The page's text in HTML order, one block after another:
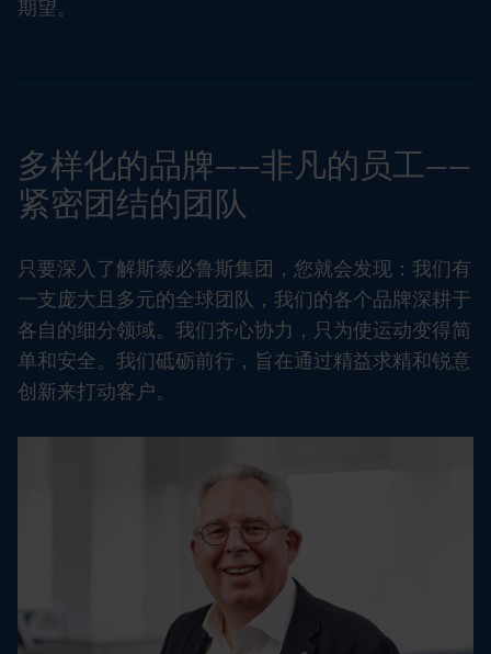
期望。
多样化的品牌——非凡的员工——
紧密团结的团队
只要深入了解斯泰必鲁斯集团，您就会发现：我们有
一支庞大且多元的全球团队，我们的各个品牌深耕于
各自的细分领域。我们齐心协力，只为使运动变得简
单和安全。我们砥砺前行，旨在通过精益求精和锐意
创新来打动客户。